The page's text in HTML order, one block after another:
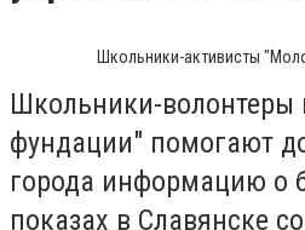
Школьники-активисты
Школьники-
фундации" помогают
города информацию о
показах в Славянске